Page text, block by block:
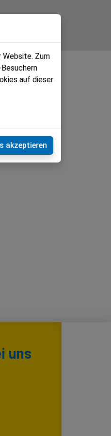
uns
Zeitungen
Website. Zum
auf dieser
akzeptieren